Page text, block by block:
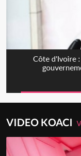
Côte d'Ivoire
VIDEO KOACI